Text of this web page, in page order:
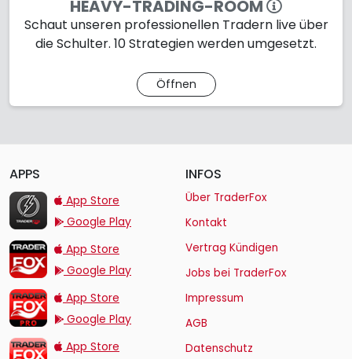
HEAVY-TRADING-ROOM
Schaut unseren professionellen Tradern live über
die Schulter. 10 Strategien werden umgesetzt.
Öffnen
APPS
TraderFox Flash
App Store
Google Play
TraderFox App
App Store
Google Play
TraderFox Pro
App Store
Google Play
TraderFox dpa-AFX ProFeed
App Store
INFOS
Über TraderFox
Kontakt
Vertrag Kündigen
Jobs bei TraderFox
Impressum
AGB
Datenschutz